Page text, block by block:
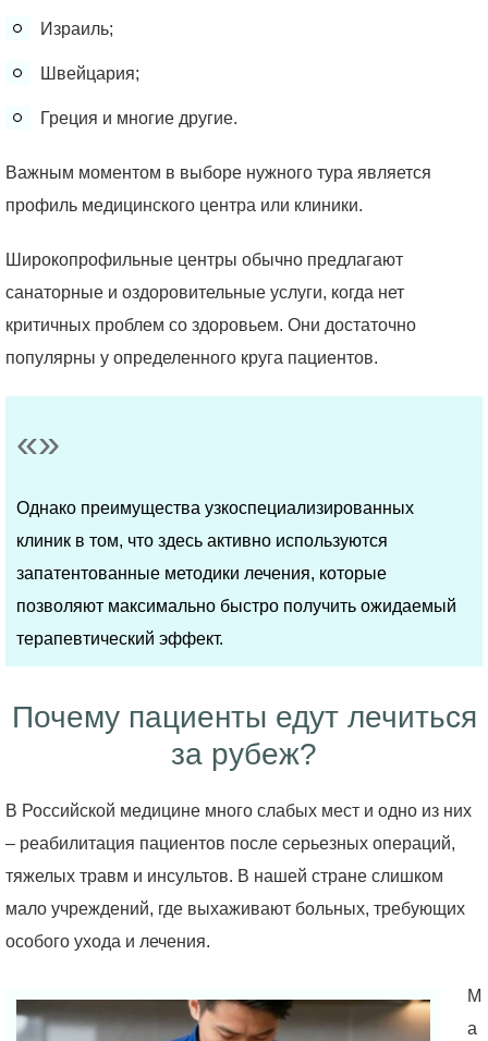
Израиль;
Швейцария;
Греция и многие другие.
Важным моментом в выборе нужного тура является
профиль медицинского центра или клиники.
Широкопрофильные центры обычно предлагают
санаторные и оздоровительные услуги, когда нет
критичных проблем со здоровьем. Они достаточно
популярны у определенного круга пациентов.
Однако преимущества узкоспециализированных
клиник в том, что здесь активно используются
запатентованные методики лечения, которые
позволяют максимально быстро получить ожидаемый
терапевтический эффект.
Почему пациенты едут лечиться
за рубеж?
В Российской медицине много слабых мест и одно из них
– реабилитация пациентов после серьезных операций,
тяжелых травм и инсультов. В нашей стране слишком
мало учреждений, где выхаживают больных, требующих
особого ухода и лечения.
М
а